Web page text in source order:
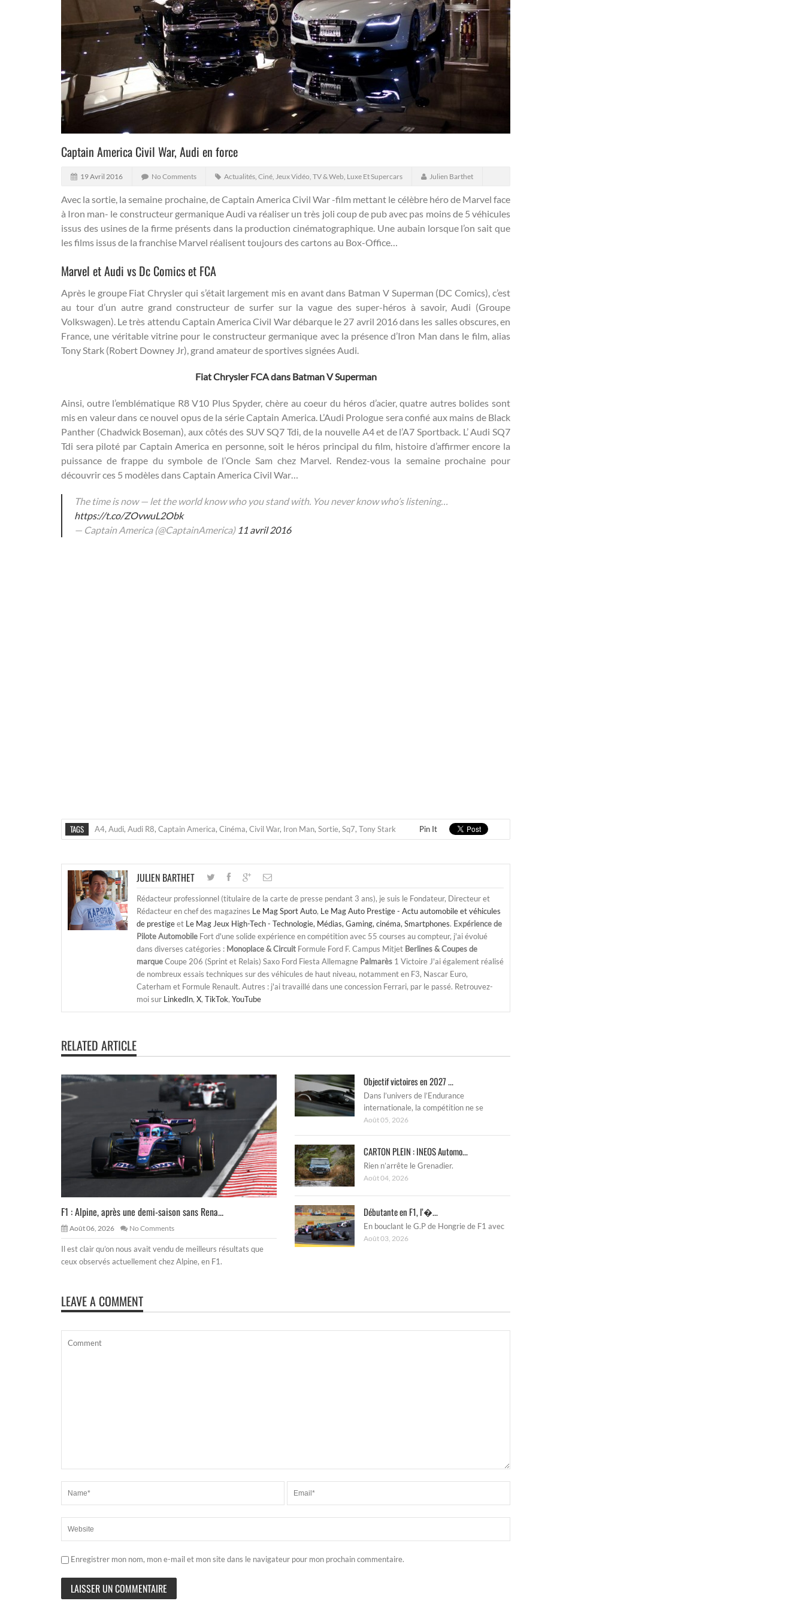
Captain America Civil War, Audi en force
19 Avril 2016 No Comments Actualités, Ciné, Jeux Vidéo, TV & Web, Luxe Et Supercars Julien Barthet
Avec la sortie, la semaine prochaine, de Captain America Civil War -film mettant le célèbre héro de Marvel face
à Iron man- le constructeur germanique Audi va réaliser un très joli coup de pub avec pas moins de 5 véhicules
issus des usines de la firme présents dans la production cinématographique. Une aubain lorsque l’on sait que
les films issus de la franchise Marvel réalisent toujours des cartons au Box-Office…
Marvel et Audi vs Dc Comics et FCA
Après le groupe Fiat Chrysler qui s’était largement mis en avant dans Batman V Superman (DC Comics), c’est
au tour d’un autre grand constructeur de surfer sur la vague des super-héros à savoir, Audi (Groupe
Volkswagen). Le très attendu Captain America Civil War débarque le 27 avril 2016 dans les salles obscures, en
France, une véritable vitrine pour le constructeur germanique avec la présence d’Iron Man dans le film, alias
Tony Stark (Robert Downey Jr), grand amateur de sportives signées Audi.
Fiat Chrysler FCA dans Batman V Superman
Ainsi, outre l’emblématique R8 V10 Plus Spyder, chère au coeur du héros d’acier, quatre autres bolides sont
mis en valeur dans ce nouvel opus de la série Captain America. L’Audi Prologue sera confié aux mains de Black
Panther (Chadwick Boseman), aux côtés des SUV SQ7 Tdi, de la nouvelle A4 et de l’A7 Sportback. L’ Audi SQ7
Tdi sera piloté par Captain America en personne, soit le héros principal du film, histoire d’affirmer encore la
puissance de frappe du symbole de l’Oncle Sam chez Marvel. Rendez-vous la semaine prochaine pour
découvrir ces 5 modèles dans Captain America Civil War…
The time is now — let the world know who you stand with. You never know who’s listening…
https://t.co/ZOvwuL2Obk
— Captain America (@CaptainAmerica) 11 avril 2016
TAGS A4, Audi, Audi R8, Captain America, Cinéma, Civil War, Iron Man, Sortie, Sq7, Tony Stark Pin It
JULIEN BARTHET
Rédacteur professionnel (titulaire de la carte de presse pendant 3 ans), je suis le Fondateur, Directeur et
Rédacteur en chef des magazines Le Mag Sport Auto, Le Mag Auto Prestige - Actu automobile et véhicules
de prestigeet Le Mag Jeux High-Tech - Technologie, Médias, Gaming, cinéma, Smartphones. Expérience de
Pilote Automobile Fort d'une solide expérience en compétition avec 55 courses au compteur, j'ai évolué
dans diverses catégories : Monoplace & Circuit Formule Ford F. Campus Mitjet Berlines & Coupes de
marqueCoupe 206 (Sprint et Relais) Saxo Ford Fiesta Allemagne Palmarès 1 Victoire J'ai également réalisé
de nombreux essais techniques sur des véhicules de haut niveau, notamment en F3, Nascar Euro,
Caterham et Formule Renault. Autres : j'ai travaillé dans une concession Ferrari, par le passé. Retrouvez-
moi sur LinkedIn, X, TikTok, YouTube
RELATED ARTICLE
F1 : Alpine, après une demi-saison sans Rena...
Août 06, 2026 No Comments
Il est clair qu’on nous avait vendu de meilleurs résultats que
ceux observés actuellement chez Alpine, en F1.
Objectif victoires en 2027 ...
Dans l’univers de l’Endurance
internationale, la compétition ne se
Août 05, 2026
CARTON PLEIN : INEOS Automo...
Rien n’arrête le Grenadier.
Août 04, 2026
Débutante en F1, l’�...
En bouclant le G.P de Hongrie de F1 avec
Août 03, 2026
LEAVE A COMMENT
Enregistrer mon nom, mon e-mail et mon site dans le navigateur pour mon prochain commentaire.